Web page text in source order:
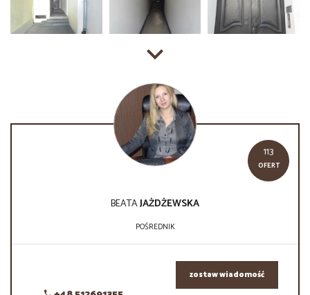
113
OFERT
BEATAJAŻDŻEWSKA
POŚREDNIK
zostaw wiadomość